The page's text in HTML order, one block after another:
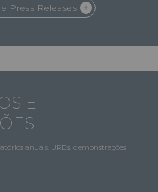
Press Releases
E
anuais, URDs, demonstrações